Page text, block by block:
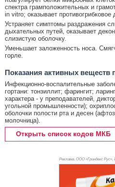
спектра грамположительных и
in vitro; оказывает противогрибковое
Устраняет симптомы раздражения
дыхательных путей, оказывает
слизистую оболочку.
Уменьшает заложенность носа.
горле.
Показания активных веществ
Инфекционно-воспалительные
гортани: тонзиллит; фарингит;
характера - у преподавателей,
угольной промышленности);
оболочки полости рта и десен
молочница).
Открыть список кодов МКБ
Реклама. ООО «Гриндекс Рус»,